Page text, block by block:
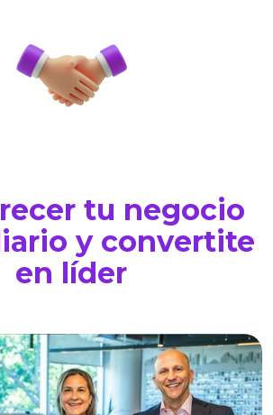
tu negocio
y convertite
en líder